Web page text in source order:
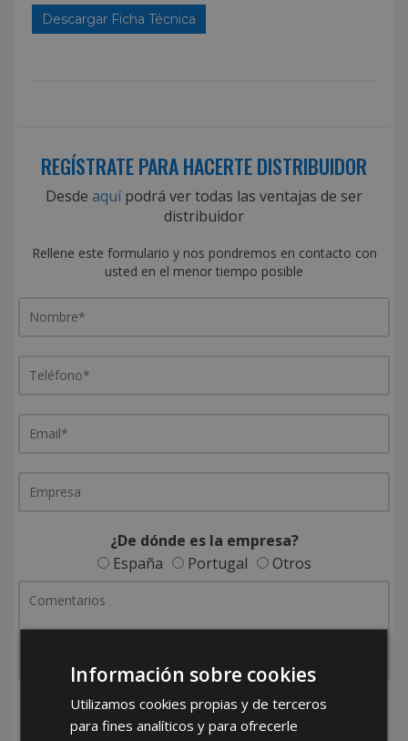
Descargar Ficha Técnica
REGÍSTRATE PARA HACERTE DISTRIBUIDOR
Desde aquípodrá ver todas las ventajas de ser
distribuidor
Rellene este formulario y nos pondremos en contacto con
usted en el menor tiempo posible
¿De dónde es la empresa?
España
Portugal Otros
He leído y acepto laPolítica de Privacidad
Información sobre cookies
Utilizamos cookies propias y de terceros
para fines analíticos y para ofrecerle